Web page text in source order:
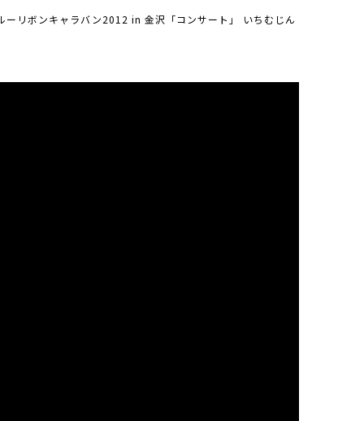
ーリボンキャラバン2012 in 金沢「コンサート」 いちむじん